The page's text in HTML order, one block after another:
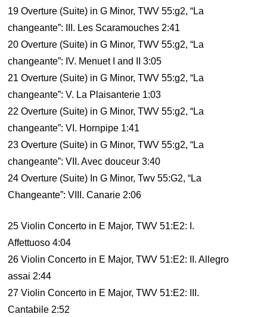
19 Overture (Suite) in G Minor, TWV 55:g2, “La
changeante”: III. Les Scaramouches 2:41
20 Overture (Suite) in G Minor, TWV 55:g2, “La
changeante”: IV. Menuet I and II 3:05
21 Overture (Suite) in G Minor, TWV 55:g2, “La
changeante”: V. La Plaisanterie 1:03
22 Overture (Suite) in G Minor, TWV 55:g2, “La
changeante”: VI. Hornpipe 1:41
23 Overture (Suite) in G Minor, TWV 55:g2, “La
changeante”: VII. Avec douceur 3:40
24 Overture (Suite) In G Minor, Twv 55:G2, “La
Changeante”: VIII. Canarie 2:06
25 Violin Concerto in E Major, TWV 51:E2: I.
Affettuoso 4:04
26 Violin Concerto in E Major, TWV 51:E2: II. Allegro
assai 2:44
27 Violin Concerto in E Major, TWV 51:E2: III.
Cantabile 2:52